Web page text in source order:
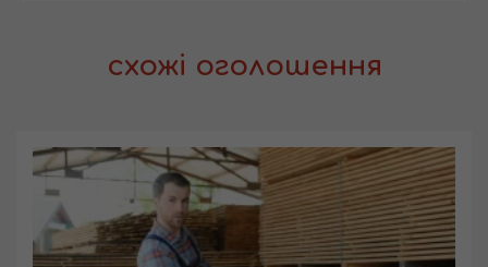
схожі оголошення